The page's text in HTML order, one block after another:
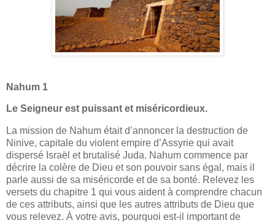
Nahum 1
Le Seigneur est puissant et miséricordieux.
La mission de Nahum était d’annoncer la destruction de
Ninive, capitale du violent empire d’Assyrie qui avait
dispersé Israël et brutalisé Juda. Nahum commence par
décrire la colère de Dieu et son pouvoir sans égal, mais il
parle aussi de sa miséricorde et de sa bonté. Relevez les
versets du chapitre 1 qui vous aident à comprendre chacun
de ces attributs, ainsi que les autres attributs de Dieu que
vous relevez. À votre avis, pourquoi est-il important de